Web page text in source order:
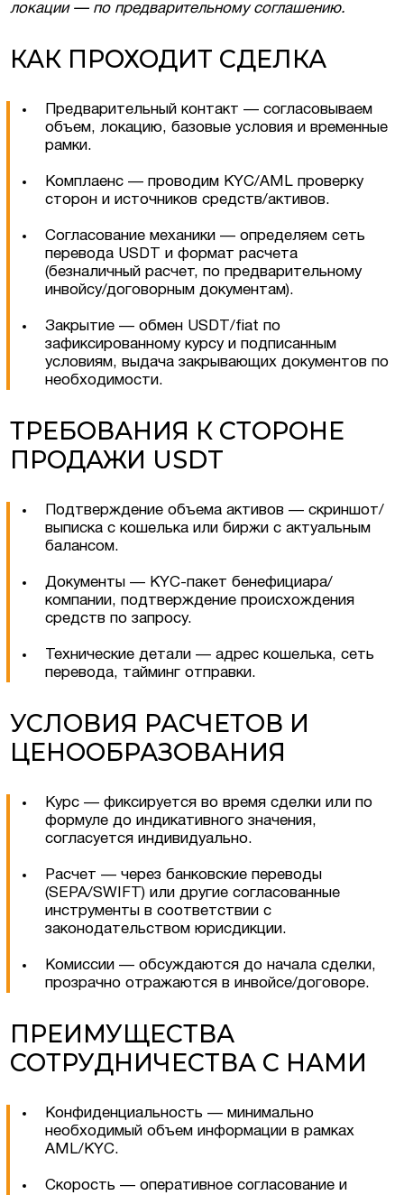
локации — по предварительному соглашению.
КАК ПРОХОДИТ СДЕЛКА
Предварительный контакт — согласовываем
объем, локацию, базовые условия и временные
рамки.
Комплаенс — проводим KYC/AML проверку
сторон и источников средств/активов.
Согласование механики — определяем сеть
перевода USDT и формат расчета
(безналичный расчет, по предварительному
инвойсу/договорным документам).
Закрытие — обмен USDT/fiat по
зафиксированному курсу и подписанным
условиям, выдача закрывающих документов по
необходимости.
ТРЕБОВАНИЯ К СТОРОНЕ
ПРОДАЖИ USDT
Подтверждение объема активов — скриншот/
выписка с кошелька или биржи с актуальным
балансом.
Документы — KYC-пакет бенефициара/
компании, подтверждение происхождения
средств по запросу.
Технические детали — адрес кошелька, сеть
перевода, тайминг отправки.
УСЛОВИЯ РАСЧЕТОВ И
ЦЕНООБРАЗОВАНИЯ
Курс — фиксируется во время сделки или по
формуле до индикативного значения,
согласуется индивидуально.
Расчет — через банковские переводы
(SEPA/SWIFT) или другие согласованные
инструменты в соответствии с
законодательством юрисдикции.
Комиссии — обсуждаются до начала сделки,
прозрачно отражаются в инвойсе/договоре.
ПРЕИМУЩЕСТВА
СОТРУДНИЧЕСТВА С НАМИ
Конфиденциальность — минимально
необходимый объем информации в рамках
AML/KYC.
Скорость — оперативное согласование и
Соглашаюсь на обработку персональных